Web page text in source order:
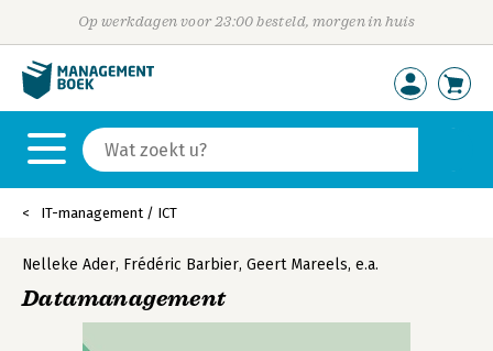
Op werkdagen voor 23:00 besteld, morgen in huis
IT-management / ICT
Nelleke Ader, Frédéric Barbier, Geert Mareels, e.a.
Datamanagement